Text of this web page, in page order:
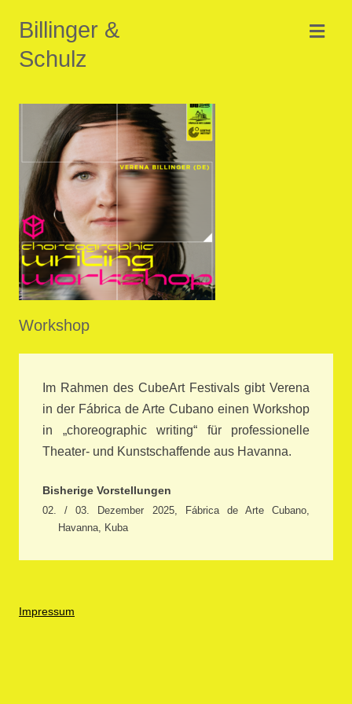
Billinger &
Schulz
Workshop
Im Rahmen des CubeArt Festivals gibt Verena
in der Fábrica de Arte Cubano einen Workshop
in „choreographic writing“ für professionelle
Theater- und Kunstschaffende aus Havanna.
Bisherige Vorstellungen
02. / 03. Dezember 2025, Fábrica de Arte Cubano,
Havanna, Kuba
Impressum